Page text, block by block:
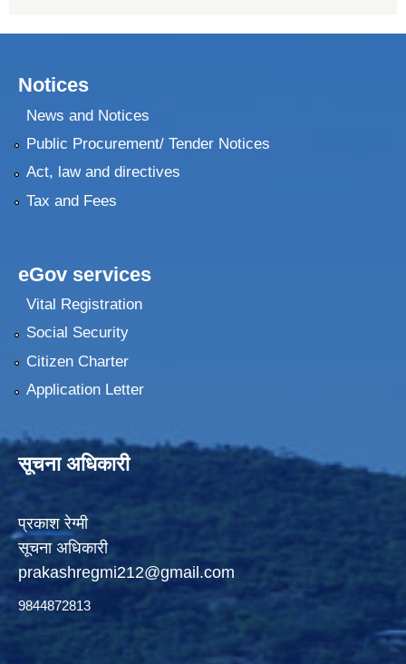
Notices
News and Notices
Public Procurement/ Tender Notices
Act, law and directives
Tax and Fees
eGov services
Vital Registration
Social Security
Citizen Charter
Application Letter
सूचना अधिकारी
प्रकाश रेग्मी
सूचना अधिकारी
prakashregmi212@gmail.com
9844872813